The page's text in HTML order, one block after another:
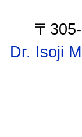
〒
Dr. Isoji